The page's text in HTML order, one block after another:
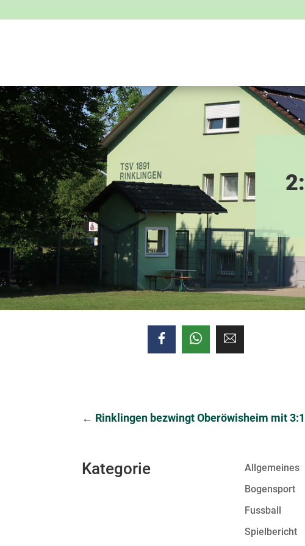
← Rinklingen bezwingt Oberöwisheim mit 3:1
Kategorie
Allgemeines
Bogensport
Fussball
Spielbericht